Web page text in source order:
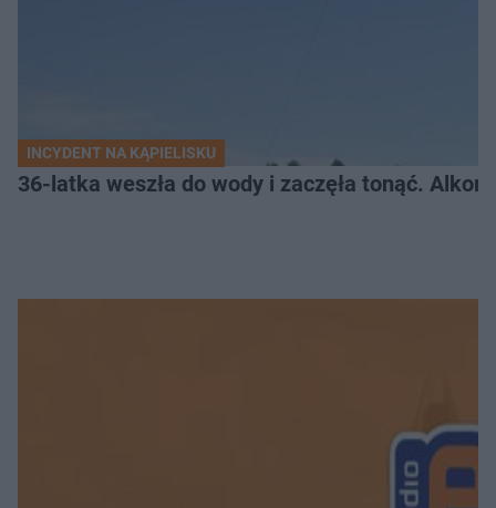
INCYDENT NA KĄPIELISKU
36-latka weszła do wody i zaczęła tonąć.